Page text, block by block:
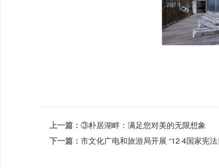
上一篇： ③朴居湖畔：满足您对美的无限想象
下一篇： 市文化广电和旅游局开展 “12·4国家宪